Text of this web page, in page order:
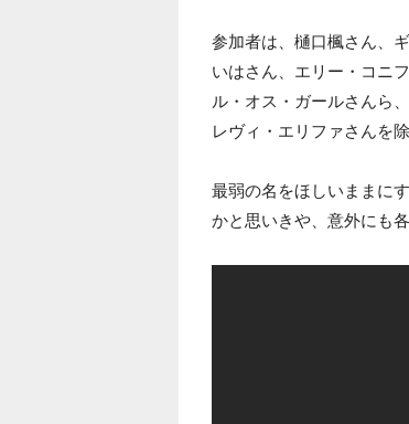
参加者は、樋口楓さん、
いはさん、エリー・コニ
ル・オス・ガールさんら
レヴィ・エリファさんを
最弱の名をほしいままに
かと思いきや、意外にも